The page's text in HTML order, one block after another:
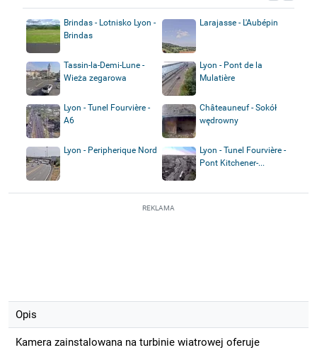
Brindas - Lotnisko Lyon -
Brindas
Larajasse - L'Aubépin
Tassin-la-Demi-Lune -
Wieża zegarowa
Lyon - Pont de la
Mulatière
Lyon - Tunel Fourvière -
A6
Châteauneuf - Sokół
wędrowny
Lyon - Peripherique Nord
Lyon - Tunel Fourvière -
Pont Kitchener-...
REKLAMA
Opis
Kamera zainstalowana na turbinie wiatrowej oferuje